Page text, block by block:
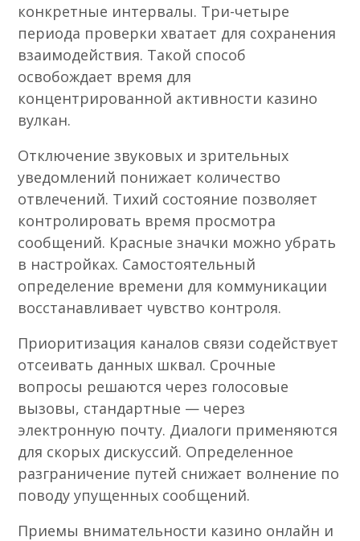
конкретные интервалы. Три-четыре
периода проверки хватает для сохранения
взаимодействия. Такой способ
освобождает время для
концентрированной активности казино
вулкан.
Отключение звуковых и зрительных
уведомлений понижает количество
отвлечений. Тихий состояние позволяет
контролировать время просмотра
сообщений. Красные значки можно убрать
в настройках. Самостоятельный
определение времени для коммуникации
восстанавливает чувство контроля.
Приоритизация каналов связи содействует
отсеивать данных шквал. Срочные
вопросы решаются через голосовые
вызовы, стандартные — через
электронную почту. Диалоги применяются
для скорых дискуссий. Определенное
разграничение путей снижает волнение по
поводу упущенных сообщений.
Приемы внимательности казино онлайн и